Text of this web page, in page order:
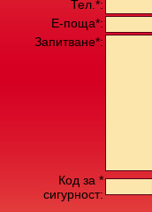
Тел.*:
Е-поща*:
Запитване*:
Код за *
сигурност: